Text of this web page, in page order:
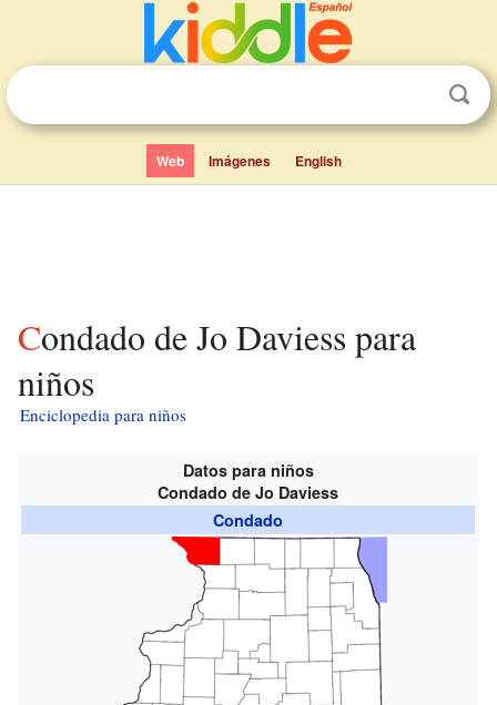
Web Imágenes English
Condado de Jo Daviess para
niños
Enciclopedia para niños
Datos para niños
Condado de Jo Daviess
Condado